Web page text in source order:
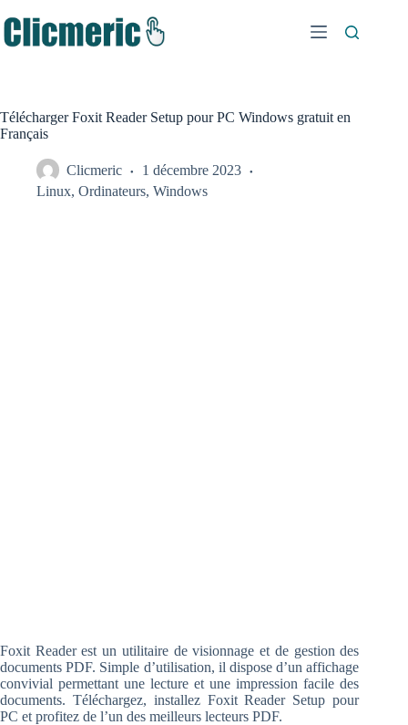
au
contenu
Télécharger Foxit Reader Setup pour PC Windows gratuit en
Français
Clicmeric
1 décembre 2023
Linux, Ordinateurs, Windows
Foxit Reader est un utilitaire de visionnage et de gestion des
documents PDF. Simple d’utilisation, il dispose d’un affichage
convivial permettant une lecture et une impression facile des
documents. Téléchargez, installez Foxit Reader Setup pour
PC et profitez de l’un des meilleurs lecteurs PDF.